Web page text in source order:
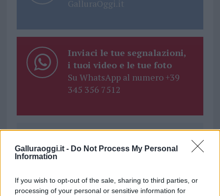
Galluraoggi.it - Do Not Process My Personal
Information
If you wish to opt-out of the sale, sharing to third parties, or
processing of your personal or sensitive information for
GalluraOggi.it
Inviaci le tue segnalazioni,
i tuoi video e le tue foto
Su WhatsApp al numero +39
345 356 7512
Ricevi le nostre ultime news